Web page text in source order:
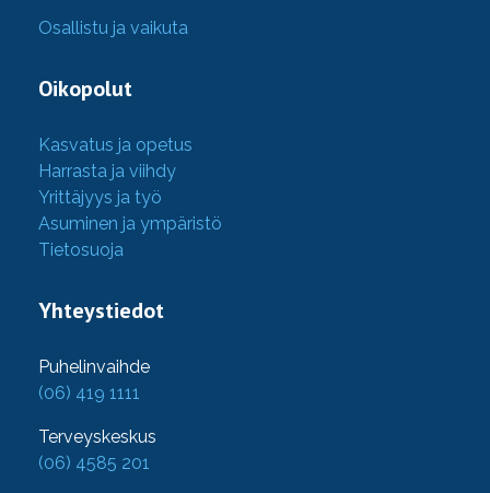
Osallistu ja vaikuta
Oikopolut
Kasvatus ja opetus
Harrasta ja viihdy
Yrittäjyys ja työ
Asuminen ja ympäristö
Tietosuoja
Yhteystiedot
Puhelinvaihde
(06) 419 1111
Terveyskeskus
(06) 4585 201